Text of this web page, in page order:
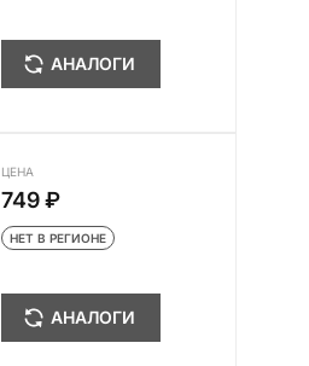
АНАЛОГИ
ЦЕНА
749 ₽
НЕТ В РЕГИОНЕ
АНАЛОГИ